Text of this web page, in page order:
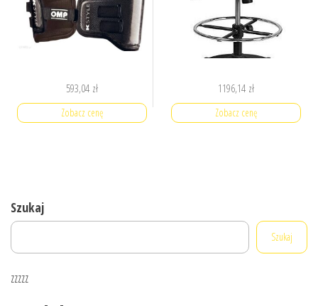
593,04 zł
Zobacz cenę
1196,14 zł
Zobacz cenę
Szukaj
Szukaj
zzzzz